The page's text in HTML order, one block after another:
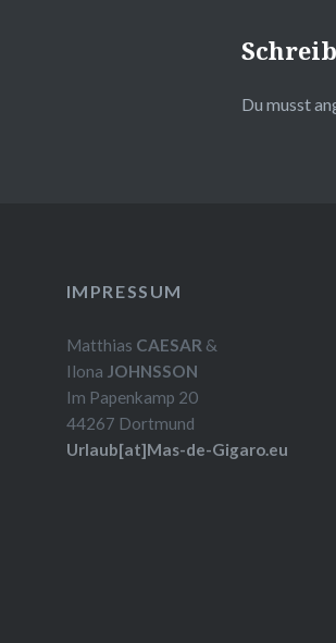
Du musst
IMPRESSUM
Matthias CAESAR &
Ilona JOHNSSON
Im Papenkamp 20
44267 Dortmund
Urlaub[at]Mas-de-Gigaro.eu